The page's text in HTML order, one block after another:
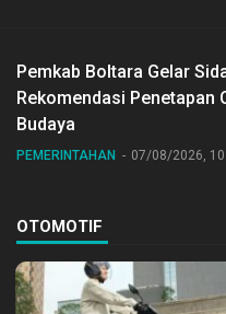
Pemkab Boltara Gelar
Rekomendasi Penetapan
Budaya
PEMERINTAHAN 07/08/2026,
OTOMOTIF